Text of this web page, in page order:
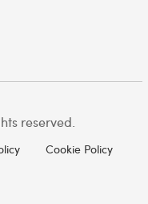
reserved.
Cookie Policy